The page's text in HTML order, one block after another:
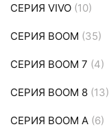
СЕРИЯ VIVO (10)
СЕРИЯ ВOOM (35)
СЕРИЯ ВOOM 7 (4)
СЕРИЯ ВOOM 8 (13)
СЕРИЯ ВOOM A (6)